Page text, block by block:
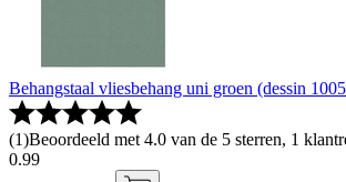
Behangstaal vliesbehang uni groen (dessin
(1)Beoordeeld met 4.0 van de 5 sterren, 1
0.99